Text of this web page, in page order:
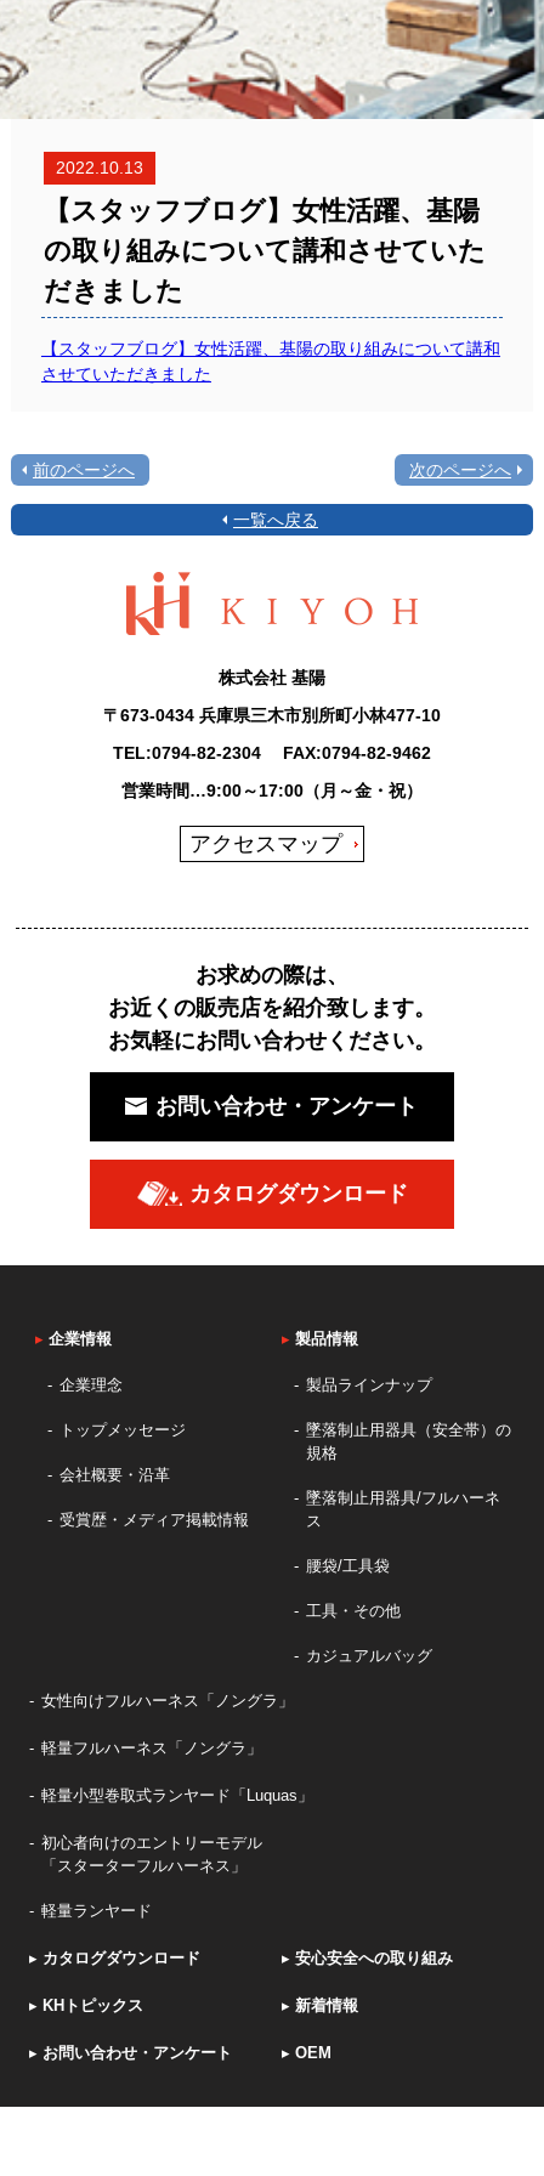
2022.10.13
【スタッフブログ】女性活躍、基陽
の取り組みについて講和させていた
だきました
【スタッフブログ】女性活躍、基陽の取り組みについて講和
させていただきました
前のページへ 次のページへ
一覧へ戻る
株式会社 基陽
〒673-0434 兵庫県三木市別所町小林477-10
TEL:0794-82-2304FAX:0794-82-9462
営業時間…9:00～17:00（月～金・祝）
アクセスマップ
お求めの際は、
お近くの販売店を紹介致します。
お気軽にお問い合わせください。
お問い合わせ・アンケート
カタログダウンロード
▸ 企業情報
企業理念
トップメッセージ
会社概要・沿革
受賞歴・メディア掲載情報
▸ 製品情報
製品ラインナップ
墜落制止用器具（安全帯）の
規格
墜落制止用器具/フルハーネ
ス
腰袋/工具袋
工具・その他
カジュアルバッグ
女性向けフルハーネス「ノングラ」
軽量フルハーネス「ノングラ」
軽量小型巻取式ランヤード「Luquas」
初心者向けのエントリーモデル
「スターターフルハーネス」
軽量ランヤード
▸ カタログダウンロード ▸ 安心安全への取り組み
▸ KHトピックス ▸ 新着情報
▸ お問い合わせ・アンケート ▸ OEM